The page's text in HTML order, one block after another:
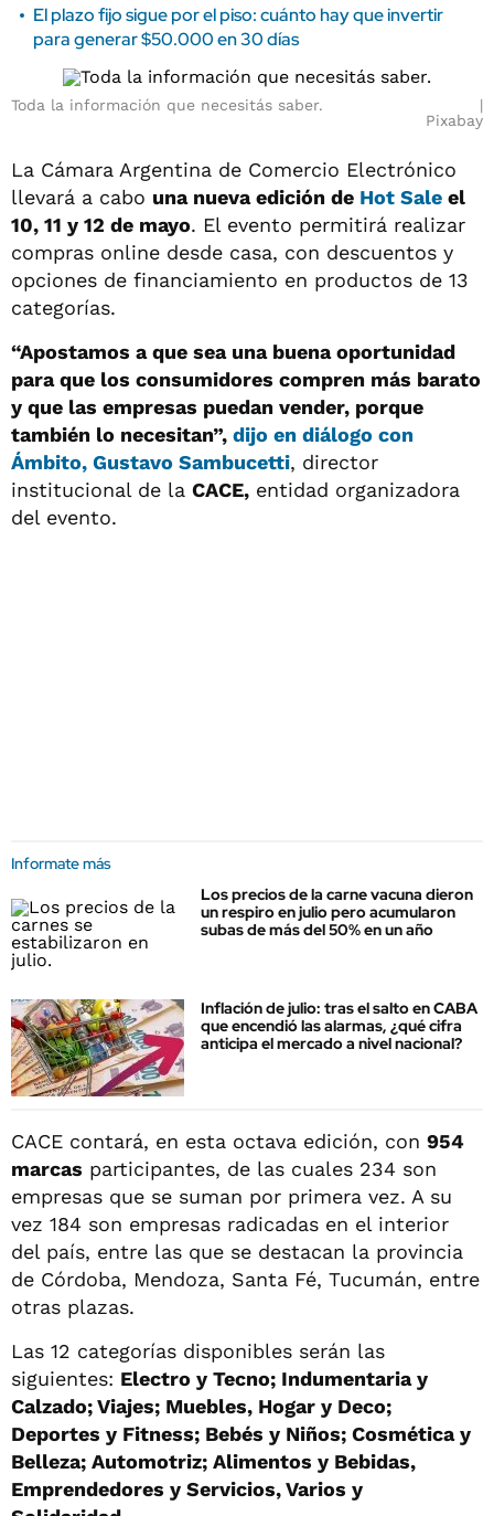
El plazo fijo sigue por el piso: cuánto hay que invertir
para generar $50.000 en 30 días
Toda la información que necesitás saber.
Pixabay
La Cámara Argentina de Comercio Electrónico
llevará a cabo una nueva edición de Hot Sale el
10, 11 y 12 de mayo. El evento permitirá realizar
compras online desde casa, con descuentos y
opciones de financiamiento en productos de 13
categorías.
“Apostamos a que sea una buena oportunidad
para que los consumidores compren más barato
y que las empresas puedan vender, porque
también lo necesitan”, dijo en diálogo con
Ámbito, Gustavo Sambucetti, director
institucional de la CACE, entidad organizadora
del evento.
Informate más
Los precios de la carne vacuna dieron
un respiro en julio pero acumularon
subas de más del 50% en un año
Inflación de julio: tras el salto en CABA
que encendió las alarmas, ¿qué cifra
anticipa el mercado a nivel nacional?
CACE contará, en esta octava edición, con 954
marcas participantes, de las cuales 234 son
empresas que se suman por primera vez. A su
vez 184 son empresas radicadas en el interior
del país, entre las que se destacan la provincia
de Córdoba, Mendoza, Santa Fé, Tucumán, entre
otras plazas.
Las 12 categorías disponibles serán las
siguientes: Electro y Tecno; Indumentaria y
Calzado; Viajes; Muebles, Hogar y Deco;
Deportes y Fitness; Bebés y Niños; Cosmética y
Belleza; Automotriz; Alimentos y Bebidas,
Emprendedores y Servicios, Varios y